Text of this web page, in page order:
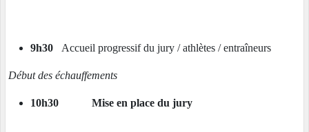
9h30 Accueil progressif du jury / athlètes / entraîneurs
Début des échauffements
10h30 Mise en place du jury